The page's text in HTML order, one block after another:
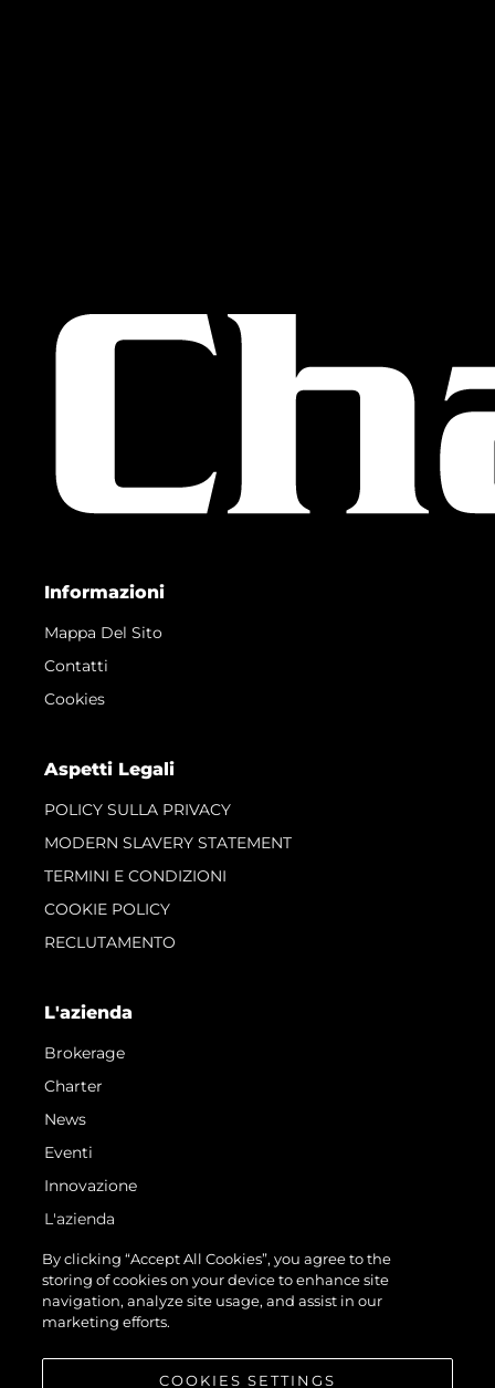
Informazioni
Mappa Del Sito
Contatti
Cookies
Aspetti Legali
POLICY SULLA PRIVACY
MODERN SLAVERY STATEMENT
TERMINI E CONDIZIONI
COOKIE POLICY
RECLUTAMENTO
L'azienda
Brokerage
Charter
News
Eventi
Innovazione
L'azienda
Il Team
Lifestyle
Heritage
By clicking “Accept All Cookies”, you agree to the
storing of cookies on your device to enhance site
navigation, analyze site usage, and assist in our
marketing efforts.
COOKIES SETTINGS